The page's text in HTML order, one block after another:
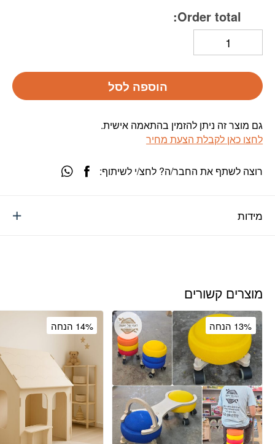
Order total:
הוספה לסל
גם מוצר זה ניתן להזמין בהתאמה אישית.
לחצו כאן לקבלת הצעת מחיר
מידות
רוצה לשתף את החבר/ה? לחצ/י לשיתוף:
מוצרים קשורים
13% הנחה 14% הנחה